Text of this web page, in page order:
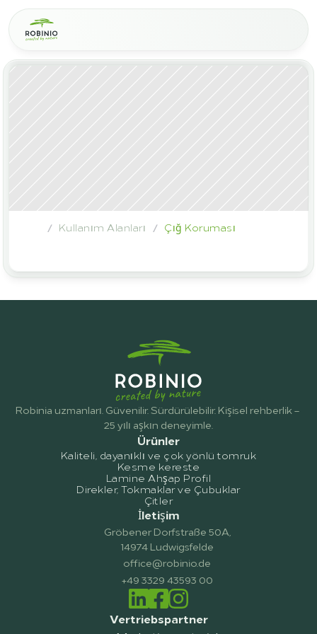
/ Kullanım Alanları / Çığ Koruması
Robinia uzmanları. Güvenilir. Sürdürülebilir. Kişisel rehberlik –
25 yılı aşkın deneyimle.
İletişim
Gröbener Dorfstraße 50A,
14974 Ludwigsfelde
office@robinio.de
+49 3329 43593 00
Vertriebspartner
Ürünler
Kaliteli, dayanıklı ve çok yönlü tomruk
Kesme kereste
Lamine Ahşap Profil
Direkler, Tokmaklar ve Çubuklar
Çitler